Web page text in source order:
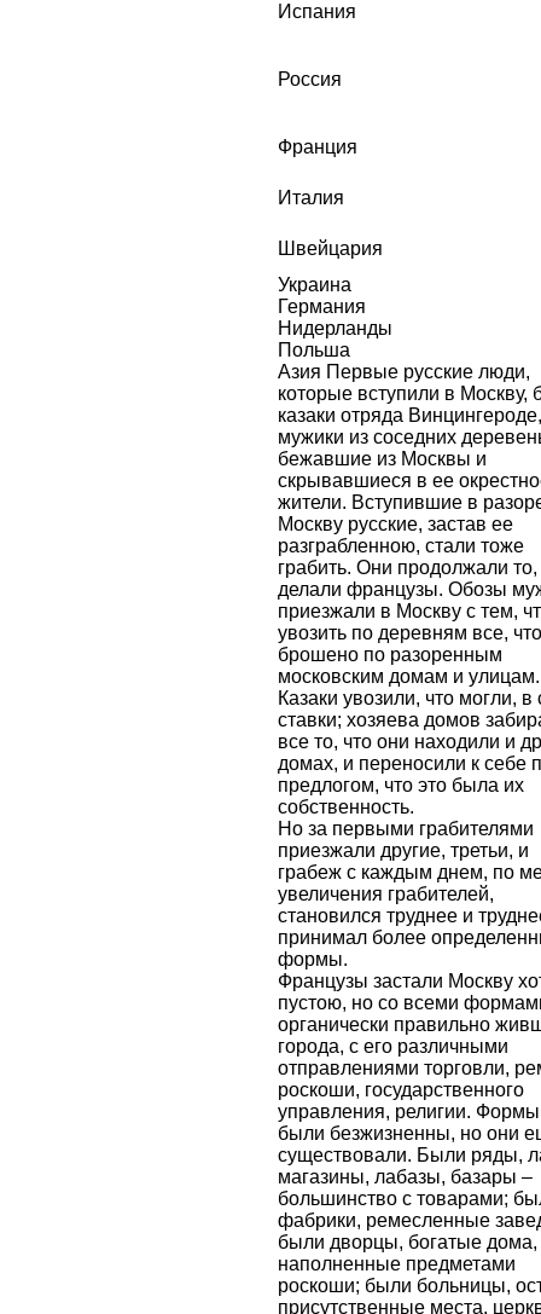
Испания
Россия
Франция
Италия
Швейцария
Украина
Германия
Нидерланды
Польша
Азия Первые русские люди,
которые вступили в Москву,
казаки отряда Винцингероде,
мужики из соседних
бежавшие из Москвы и
скрывавшиеся в ее
жители. Вступившие в
Москву русские, застав ее
разграбленною, стали тоже
грабить. Они продолжали то,
делали французы. Обозы
приезжали в Москву с тем,
увозить по деревням все,
брошено по разоренным
московским домам и улицам.
Казаки увозили, что могли, в
ставки; хозяева домов
все то, что они находили и
домах, и переносили к себе
предлогом, что это была их
собственность.
Но за первыми грабителями
приезжали другие, третьи, и
грабеж с каждым днем, по
увеличения грабителей,
становился труднее и
принимал более
формы.
Французы застали Москву
пустою, но со всеми
органически правильно
города, с его различными
отправлениями торговли,
роскоши, государственного
управления, религии. Формы
были безжизненны, но они
существовали. Были ряды,
магазины, лабазы, базары –
большинство с товарами;
фабрики, ремесленные
были дворцы, богатые дома,
наполненные предметами
роскоши; были больницы,
присутственные места,